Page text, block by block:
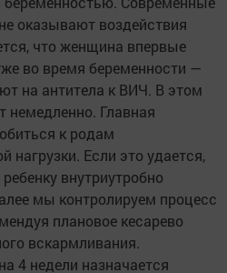
оказывают воздействия
что женщина впервые
во время беременности —
на антитела к ВИЧ. В этом
немедленно. Главная
к родам
нагрузки. Если это удается,
внутриутробно
мы контролируем процесс
плановое кесарево
вскармливания.
4 недели назначается